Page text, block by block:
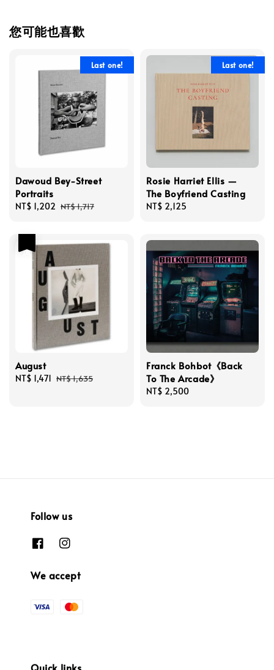
您可能也喜歡
Last one!
Dawoud Bey-Street
Portraits
Sale
NT$ 1,202 Regular
NT$ 1,717
Last one!
Rosie Harriet Ellis —
The Boyfriend Casting
Regular
NT$ 2,125
August
Sale
NT$ 1,471 Regular
NT$ 1,635
Franck Bohbot《Back
To The Arcade》
Regular
NT$ 2,500
Follow us
We accept